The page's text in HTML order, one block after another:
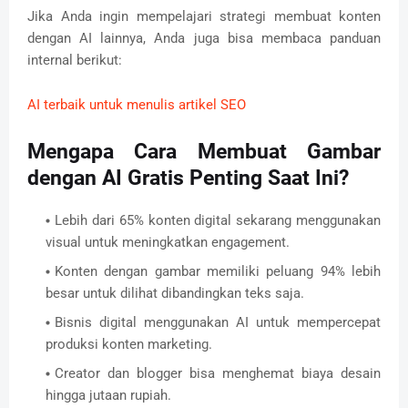
Jika Anda ingin mempelajari strategi membuat konten
dengan AI lainnya, Anda juga bisa membaca panduan
internal berikut:
AI terbaik untuk menulis artikel SEO
Mengapa Cara Membuat Gambar
dengan AI Gratis Penting Saat Ini?
Lebih dari 65% konten digital sekarang menggunakan
visual untuk meningkatkan engagement.
Konten dengan gambar memiliki peluang 94% lebih
besar untuk dilihat dibandingkan teks saja.
Bisnis digital menggunakan AI untuk mempercepat
produksi konten marketing.
Creator dan blogger bisa menghemat biaya desain
hingga jutaan rupiah.